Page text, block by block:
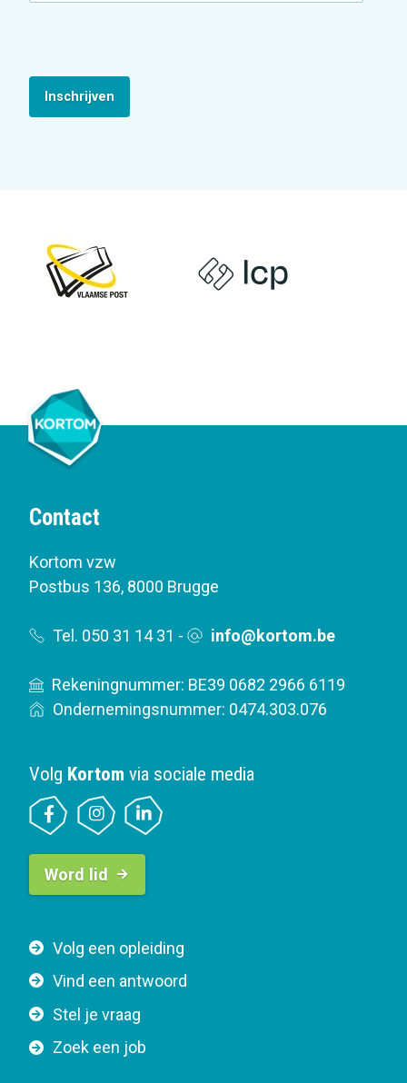
Inschrijven
Contact
Kortom vzw
Postbus 136, 8000 Brugge
Tel. 050 31 14 31 - info@kortom.be
Rekeningnummer: BE39 0682 2966 6119
Ondernemingsnummer: 0474.303.076
F
o
t
e
Volg een opleiding
Vind een antwoord
Stel je vraag
Zoek een job
Volg Kortom via sociale media
B
t
o
n
a
v
Word lid